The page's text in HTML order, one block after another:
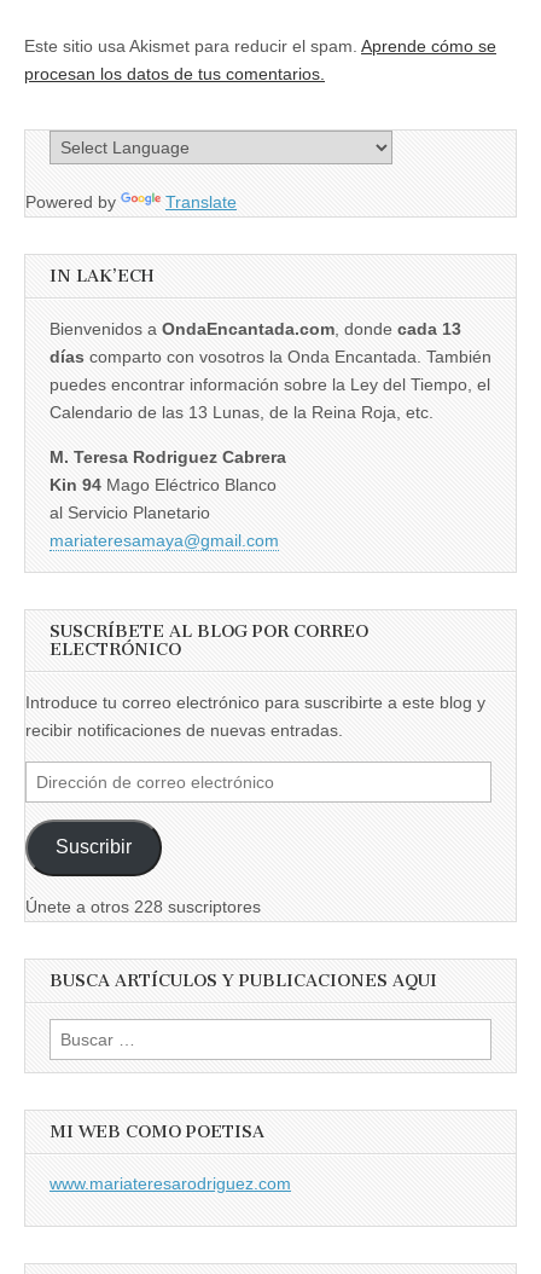
Este sitio usa Akismet para reducir el spam. Aprende cómo se
procesan los datos de tus comentarios.
Powered by Translate
IN LAK’ECH
Bienvenidos a OndaEncantada.com , donde cada 13
días comparto con vosotros la Onda Encantada. También
puedes encontrar información sobre la Ley del Tiempo, el
Calendario de las 13 Lunas, de la Reina Roja, etc.
M. Teresa Rodriguez Cabrera
Kin 94 Mago Eléctrico Blanco
al Servicio Planetario
mariateresamaya@gmail.com
SUSCRÍBETE AL BLOG POR CORREO
ELECTRÓNICO
Introduce tu correo electrónico para suscribirte a este blog y
recibir notificaciones de nuevas entradas.
Dirección
de
correo
electrónico
Suscribir
Únete a otros 228 suscriptores
BUSCA ARTÍCULOS Y PUBLICACIONES AQUI
Buscar:
MI WEB COMO POETISA
www.mariateresarodriguez.com